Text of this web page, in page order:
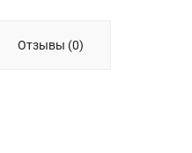
Отзывы (0)